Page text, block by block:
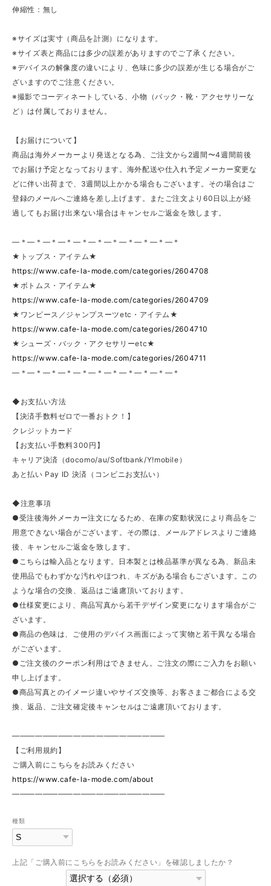
伸縮性：無し
※サイズは実寸（商品を計測）になります。
※サイズ表と商品には多少の誤差がありますのでご了承ください。
※デバイスの解像度の違いにより、色味に多少の誤差が生じる場合がご
ざいますのでご注意ください。
※撮影でコーディネートしている、小物（バック・靴・アクセサリーな
ど）は付属しておりません。
【お届けについて】
商品は海外メーカーより発送となる為、ご注文から2週間〜4週間前後
でお届け予定となっております。海外配送や仕入れ予定メーカー変更な
どに伴い出荷まで、3週間以上かかる場合もございます。その場合はご
登録のメールへご連絡を差し上げます。またご注文より60日以上が経
過してもお届け出来ない場合はキャンセルご返金を致します。
—＊—＊—＊—＊—＊—＊—＊—＊—＊—＊—＊
★トップス・アイテム★
https://www.cafe-la-mode.com/categories/2604708
★ボトムス・アイテム★
https://www.cafe-la-mode.com/categories/2604709
★ワンピース／ジャンプスーツetc・アイテム★
https://www.cafe-la-mode.com/categories/2604710
★シューズ・バック・アクセサリーetc★
https://www.cafe-la-mode.com/categories/2604711
—＊—＊—＊—＊—＊—＊—＊—＊—＊—＊—＊
◆お支払い方法
【決済手数料ゼロで一番おトク！】
クレジットカード
【お支払い手数料300円】
キャリア決済（docomo/au/Softbank/Y!mobile）
あと払い Pay ID 決済（コンビニお支払い）
◆注意事項
●受注後海外メーカー注文になるため、在庫の変動状況により商品をご
用意できない場合がございます。その際は、メールアドレスよりご連絡
後、キャンセルご返金を致します。
●こちらは輸入品となります。日本製とは検品基準が異なる為、新品未
使用品でもわずかな汚れやほつれ、キズがある場合もございます。この
ような場合の交換、返品はご遠慮頂いております。
●仕様変更により、商品写真から若干デザイン変更になります場合がご
ざいます。
●商品の色味は、ご使用のデバイス画面によって実物と若干異なる場合
がございます。
●ご注文後のクーポン利用はできません。ご注文の際にご入力をお願い
申し上げます。
●商品写真とのイメージ違いやサイズ交換等、お客さまご都合による交
換、返品、ご注文確定後キャンセルはご遠慮頂いております。
————————————————————
【ご利用規約】
ご購入前にこちらをお読みください
https://www.cafe-la-mode.com/about
————————————————————
種類
上記「ご購入前にこちらをお読みください」を確認しましたか？